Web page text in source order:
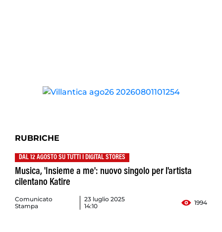
RUBRICHE
DAL 12 AGOSTO SU TUTTI I DIGITAL STORES
Musica, 'Insieme a me': nuovo singolo per l'artista
cilentano Katire
Comunicato
Stampa
23 luglio 2025
14:10
1994